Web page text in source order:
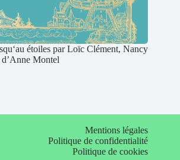
étoiles par Loïc Clément, Nancy
d’Anne Montel
Mentions légales
Politique de confidentialité
Politique de cookies